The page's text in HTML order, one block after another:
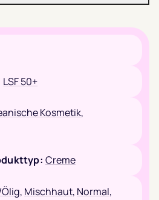
LSF 50+
Kosmetik,
Creme
, Mischhaut, Normal,